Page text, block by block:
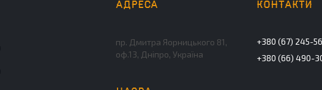
пр. Дмитра Яорницького 81,
оф.13, Дніпро, Україна
+380 (67) 245-
+380 (66) 490-